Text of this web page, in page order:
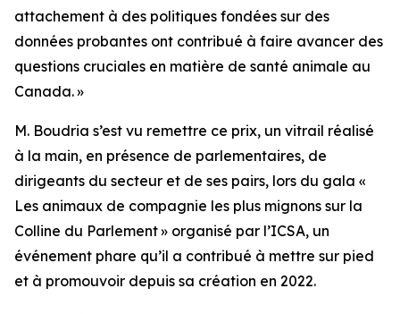
attachement à des politiques fondées sur des
données probantes ont contribué à faire avancer des
questions cruciales en matière de santé animale au
Canada. »
M. Boudria s’est vu remettre ce prix, un vitrail réalisé
à la main, en présence de parlementaires, de
dirigeants du secteur et de ses pairs, lors du gala «
Les animaux de compagnie les plus mignons sur la
Colline du Parlement » organisé par l’ICSA, un
événement phare qu’il a contribué à mettre sur pied
et à promouvoir depuis sa création en 2022.